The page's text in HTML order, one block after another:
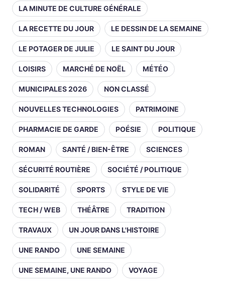
LA MINUTE DE CULTURE GÉNÉRALE
LA RECETTE DU JOUR LE DESSIN DE LA SEMAINE
LE POTAGER DE JULIE LE SAINT DU JOUR
LOISIRS MARCHÉ DE NOËL MÉTÉO
MUNICIPALES 2026 NON CLASSÉ
NOUVELLES TECHNOLOGIES PATRIMOINE
PHARMACIE DE GARDE POÉSIE POLITIQUE
ROMAN SANTÉ / BIEN-ÊTRE SCIENCES
SÉCURITÉ ROUTIÈRE SOCIÉTÉ / POLITIQUE
SOLIDARITÉ SPORTS STYLE DE VIE
TECH / WEB THÉÂTRE TRADITION
TRAVAUX UN JOUR DANS L'HISTOIRE
UNE RANDO UNE SEMAINE
UNE SEMAINE, UNE RANDO VOYAGE